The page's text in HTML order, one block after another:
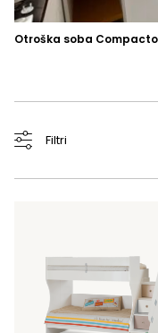
Otroška soba
Filtri